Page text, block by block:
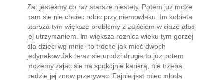
Za: jesteśmy co raz starsze niestety. Potem juz moze
nam sie nie chciec robic przy niemowlaku. Im kobieta
starsza tym większe problemy z zajściem w ciaze albo
jej utrzymaniem. Im większa roznica wieku tym gorzej
dla dzieci wg mnie- to troche jak mieć dwoch
jedynakow.Jak teraz sie urodzi drugie to juz potem
mozemy zajac sie na spokojnie karierą, nie trzeba
bedzie jej znow przerywac. Fajnie jest miec mloda